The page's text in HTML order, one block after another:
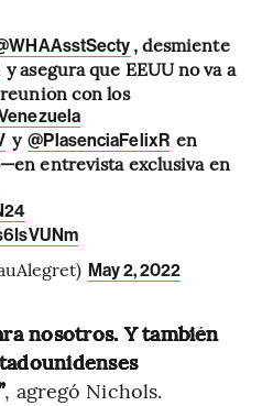
, desmiente
y asegura que EEUU no va a
con los
y @PlasenciaFelixR en
entrevista exclusiva en
May 2, 2022
nosotros. Y también
, agregó Nichols.